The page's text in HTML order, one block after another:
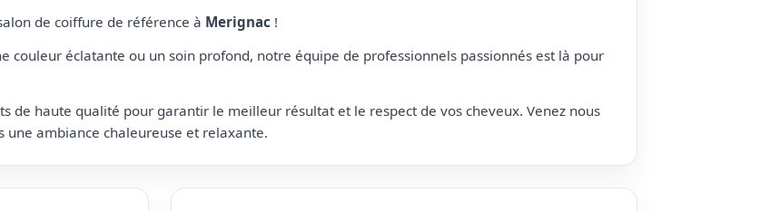
de coiffure de référence à Merignac !
couleur éclatante ou un soin profond, notre équipe de professionnels passionnés est là pour
de haute qualité pour garantir le meilleur résultat et le respect de vos cheveux. Venez nous
une ambiance chaleureuse et relaxante.